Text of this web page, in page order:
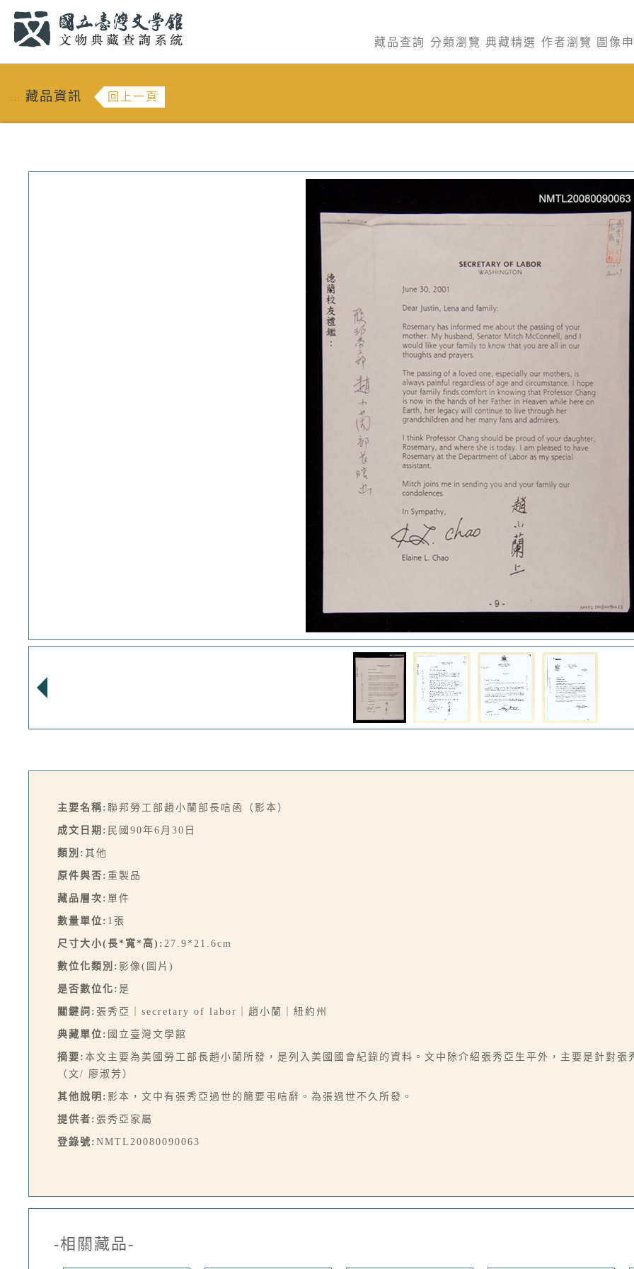
藏品查詢 分類瀏覽 典藏精選 作者瀏覽 圖像
::: 藏品資訊 回上一頁
主要名稱: 聯邦勞工部趙小蘭部長唁函（影本）
成文日期: 民國90年6月30日
類別: 其他
原件與否: 重製品
藏品層次: 單件
數量單位: 1張
尺寸大小(長*寬*高): 27.9*21.6cm
數位化類別: 影像(圖片)
是否數位化: 是
關鍵詞: 張秀亞｜secretary of labor｜趙小蘭｜紐約州
典藏單位: 國立臺灣文學館
摘要: 本文主要為美國勞工部長趙小蘭所發，是列入美國國會紀錄的資料。文中除介紹張秀亞生平外，主要是針對張
（文/ 廖淑芳）
其他說明: 影本，文中有張秀亞過世的簡要弔唁辭。為張過世不久所發。
提供者: 張秀亞家屬
登錄號: NMTL20080090063
-相關藏品-